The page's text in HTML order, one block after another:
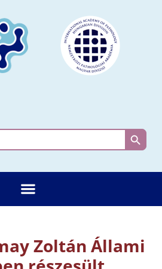
Search
Zoltán Állami